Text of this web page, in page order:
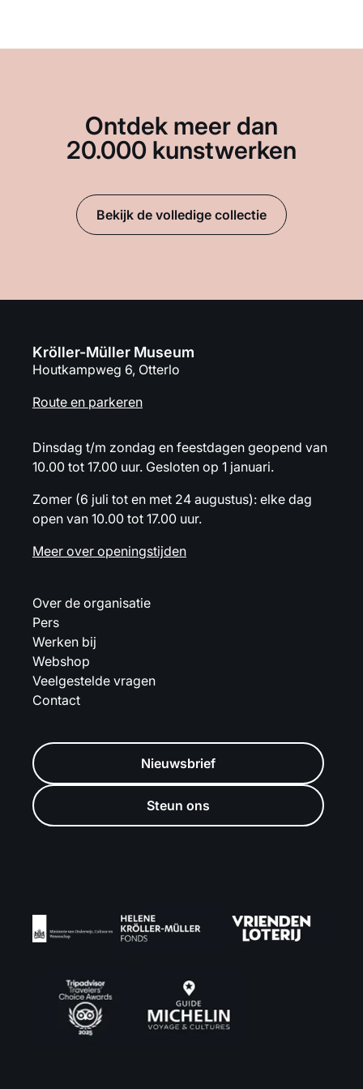
Ontdek meer dan
20.000 kunstwerken
Bekijk de volledige collectie
Kröller-Müller Museum
Houtkampweg 6, Otterlo
Route en parkeren
Dinsdag t/m zondag en feestdagen geopend van
10.00 tot 17.00 uur. Gesloten op 1 januari.
Zomer (6 juli tot en met 24 augustus): elke dag
open van 10.00 tot 17.00 uur.
Meer over openingstijden
Over de organisatie
Pers
Werken bij
Webshop
Veelgestelde vragen
Contact
Nieuwsbrief
Steun ons